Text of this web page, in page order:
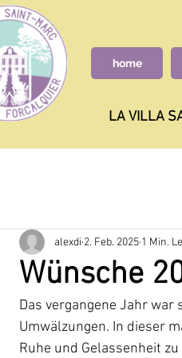
home
LA VILLA
Wünsche
alexdi 2. Feb. 2025 1 Min.
Das vergangene Jahr
Umwälzungen. In dieser
Ruhe und Gelassenheit